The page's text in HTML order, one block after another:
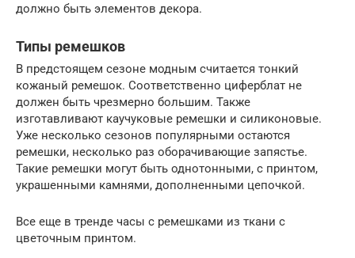
должно быть элементов декора.
Типы ремешков
В предстоящем сезоне модным считается тонкий
кожаный ремешок. Соответственно циферблат не
должен быть чрезмерно большим. Также
изготавливают каучуковые ремешки и силиконовые.
Уже несколько сезонов популярными остаются
ремешки, несколько раз оборачивающие запястье.
Такие ремешки могут быть однотонными, с принтом,
украшенными камнями, дополненными цепочкой.
Все еще в тренде часы с ремешками из ткани с
цветочным принтом.